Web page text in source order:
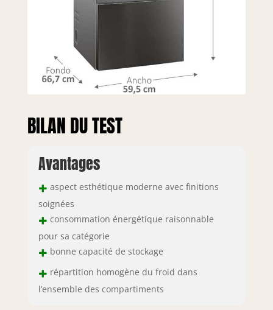
BILAN DU TEST
Avantages
+ aspect esthétique moderne avec finitions
soignées
+ consommation énergétique raisonnable
pour sa catégorie
+ bonne capacité de stockage
+ répartition homogène du froid dans
l’ensemble des compartiments